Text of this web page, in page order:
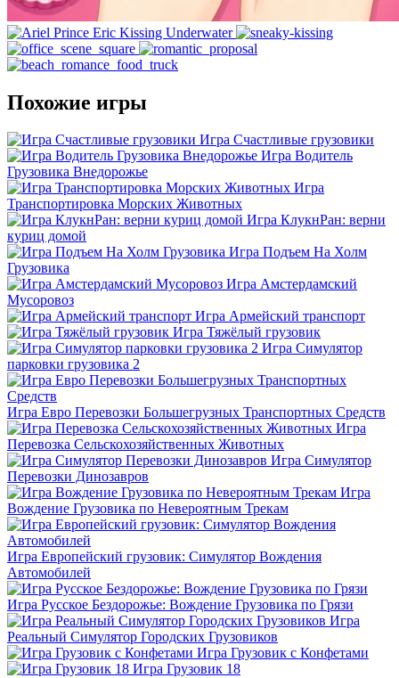
Похожие игры
Игра Счастливые грузовики
Игра Водитель
Грузовика Внедорожье
Игра
Транспортировка Морских Животных
Игра КлукнРан: верни
куриц домой
Игра Подъем На Холм
Грузовика
Игра Амстердамский
Мусоровоз
Игра Армейский транспорт
Игра Тяжёлый грузовик
Игра Симулятор
парковки грузовика 2
Игра Евро Перевозки Большегрузных Транспортных Средств
Игра
Перевозка Сельскохозяйственных Животных
Игра Симулятор
Перевозки Динозавров
Игра
Вождение Грузовика по Невероятным Трекам
Игра Европейский грузовик: Симулятор Вождения
Автомобилей
Игра Русское Бездорожье: Вождение Грузовика по Грязи
Игра
Реальный Симулятор Городских Грузовиков
Игра Грузовик с Конфетами
Игра Грузовик 18